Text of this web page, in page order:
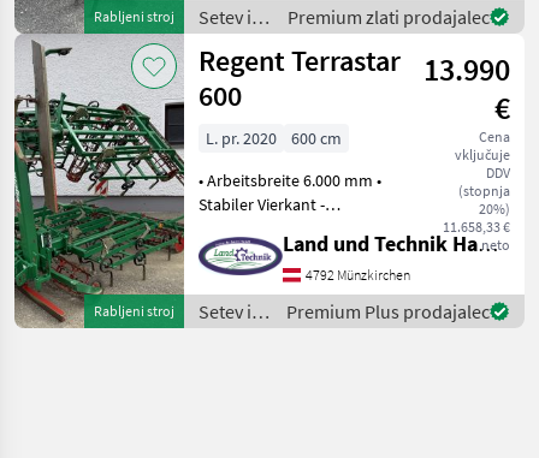
Rabljeni stroj
Watzenböck Mario Setev in
nega Setvena ko
Setev in
nega /
Knoche
Premium zlati prodajalec
Rabljeni stroj
Regent Terrastar
600
13.990
€
Cena
vključuje
DDV
(stopnja
20%)
11.658,33 €
neto
L. pr. 2020
600 cm
• Arbeitsbreite 6.000 mm •
Stabiler Vierkant -
geschraubter Anbaubock
mit Taschenaufhängung •
doppeltwirkende hydr.
Euroklappung •
Land und Technik HandelsgesmbH
4792 Münzkirchen
Setev in
nega /
Premium Plus prodajalec